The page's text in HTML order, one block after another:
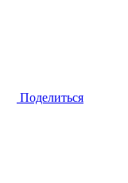
Поделиться